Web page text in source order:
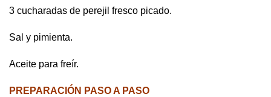
3 cucharadas de perejil fresco picado.
Sal y pimienta.
Aceite para freír.
PREPARACIÓN PASO A PASO